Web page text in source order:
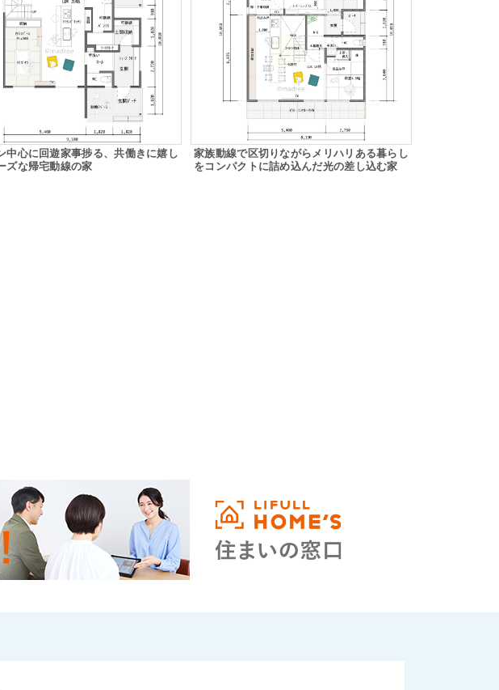
中心に回遊家事捗る、共働きに嬉し
ズな帰宅動線の家
家族動線で区切りながらメリハリある暮らし
をコンパクトに詰め込んだ光の差し込む家